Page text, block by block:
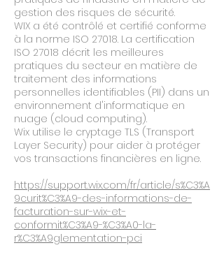
gestion des risques de sécurité.
WIX a été contrôlé et certifié conforme
à la norme ISO 27018. La certification
ISO 27018 décrit les meilleures
pratiques du secteur en matière de
traitement des informations
personnelles identifiables (PII) dans un
environnement d'informatique en
nuage (cloud computing).
Wix utilise le cryptage TLS (Transport
Layer Security) pour aider à protéger
vos transactions financières en ligne.
https://support.wix.com/fr/article/s%C3%A
9curit%C3%A9-des-informations-de-
facturation-sur-wix-et-
conformit%C3%A9-%C3%A0-la-
r%C3%A9glementation-pci